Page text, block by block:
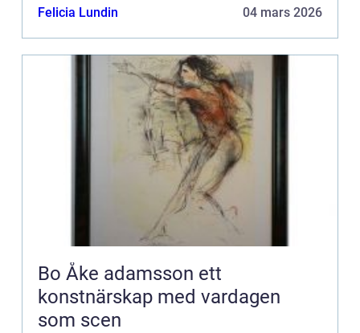
Felicia Lundin 04 mars 2026
Bo Åke adamsson ett
konstnärskap med vardagen
som scen